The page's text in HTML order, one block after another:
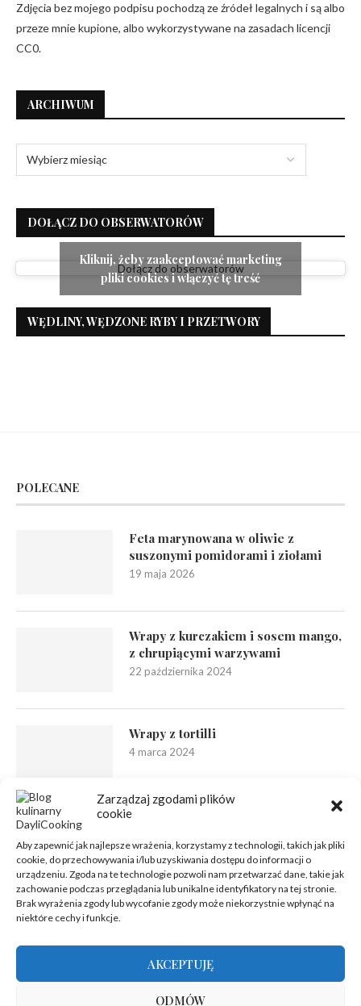
Zarządzaj zgodami plików
cookie
Aby zapewnić jak najlepsze wrażenia, korzystamy z technologii, takich jak pliki
cookie, do przechowywania i/lub uzyskiwania dostępu do informacji o
urządzeniu. Zgoda na te technologie pozwoli nam przetwarzać dane, takie jak
zachowanie podczas przeglądania lub unikalne identyfikatory na tej stronie.
Brak wyrażenia zgody lub wycofanie zgody może niekorzystnie wpłynąć na
niektóre cechy i funkcje.
AKCEPTUJĘ
ODMÓW
Zdjęcia bez mojego podpisu pochodzą ze źródeł legalnych i są albo
przeze mnie kupione, albo wykorzystywane na zasadach licencji
CC0.
ARCHIWUM
DOŁĄCZ DO OBSERWATORÓW
Dołącz do obserwatorów
Kliknij, żeby zaakceptować marketing
pliki cookies i włączyć tę treść
WĘDLINY, WĘDZONE RYBY I PRZETWORY
POLECANE
Feta marynowana w oliwie z
suszonymi pomidorami i ziołami
19 maja 2026
Wrapy z kurczakiem i sosem mango,
z chrupiącymi warzywami
22 października 2024
Wrapy z tortilli
4 marca 2024